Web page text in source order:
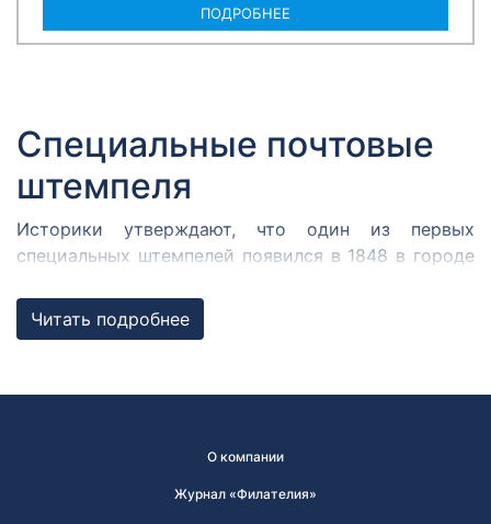
ПОДРОБНЕЕ
Специальные почтовые
штемпеля
Историки утверждают, что один из первых
специальных штемпелей появился в 1848 в городе
собрался Кромержижский парламент.
Парламентарии решили отметить его работу
В России первым специальным штемпелем принято
считать почтовый штемпель Политехнической
Читать подробнее
О компании
Журнал «Филателия»